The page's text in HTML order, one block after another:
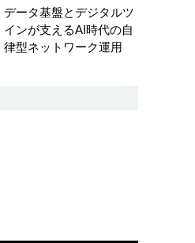
データ基盤とデジタルツ
インが支えるAI時代の自
律型ネットワーク運用